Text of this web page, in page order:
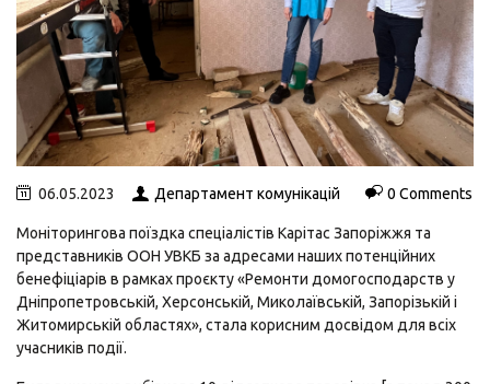
06.05.2023 Департамент комунікацій 0 Comments
Моніторингова поїздка спеціалістів Карітас Запоріжжя та
представників ООН УВКБ за адресами наших потенційних
бенефіціарів в рамках проєкту «Ремонти домогосподарств у
Дніпропетровській, Херсонській, Миколаївській, Запорізькій і
Житомирській областях», стала корисним досвідом для всіх
учасників події.